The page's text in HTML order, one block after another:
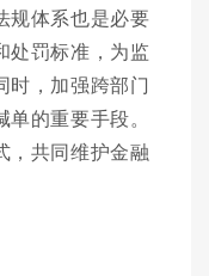
规体系也是必要
处罚标准，为监
时，加强跨部门
的重要手段。
，共同维护金融